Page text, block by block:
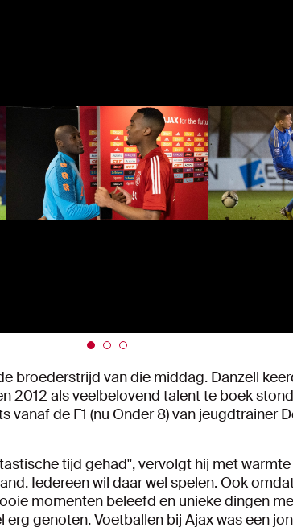
broederstrijd van die middag. Danzell
2012 als veelbelovend talent te boek
vanaf de F1 (nu Onder 8) van jeugdtrainer
tijd gehad'', vervolgt hij met
Iedereen wil daar wel spelen. Ook
momenten beleefd en unieke dingen
erg genoten. Voetballen bij Ajax was een